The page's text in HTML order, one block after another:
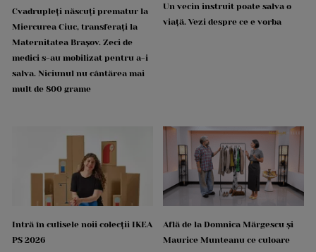
Cvadrupleți născuți prematur la
Miercurea Ciuc, transferați la
Maternitatea Brașov. Zeci de
medici s-au mobilizat pentru a-i
salva. Niciunul nu cântărea mai
mult de 800 grame
Un vecin instruit poate salva o
viață. Vezi despre ce e vorba
Intră în culisele noii colecții IKEA
PS 2026
Află de la Domnica Mărgescu și
Maurice Munteanu ce culoare